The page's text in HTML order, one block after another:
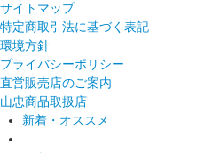
サイトマップ
特定商取引法に基づく表記
環境方針
プライバシーポリシー
直営販売店のご案内
山忠商品取扱店
新着・オススメ